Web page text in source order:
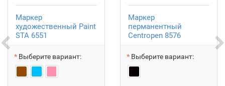
Маркер
художественный Paint
STA 6551
Выберите вариант:
Маркер
перманентный
Centropen 8576
Выберите вариант: